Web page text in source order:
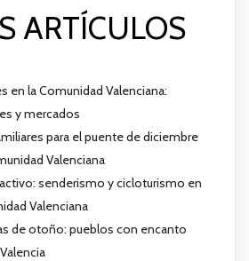
ARTÍCULOS
en la Comunidad Valenciana:
y mercados
para el puente de diciembre
Valenciana
senderismo y cicloturismo en
Valenciana
de otoño: pueblos con encanto